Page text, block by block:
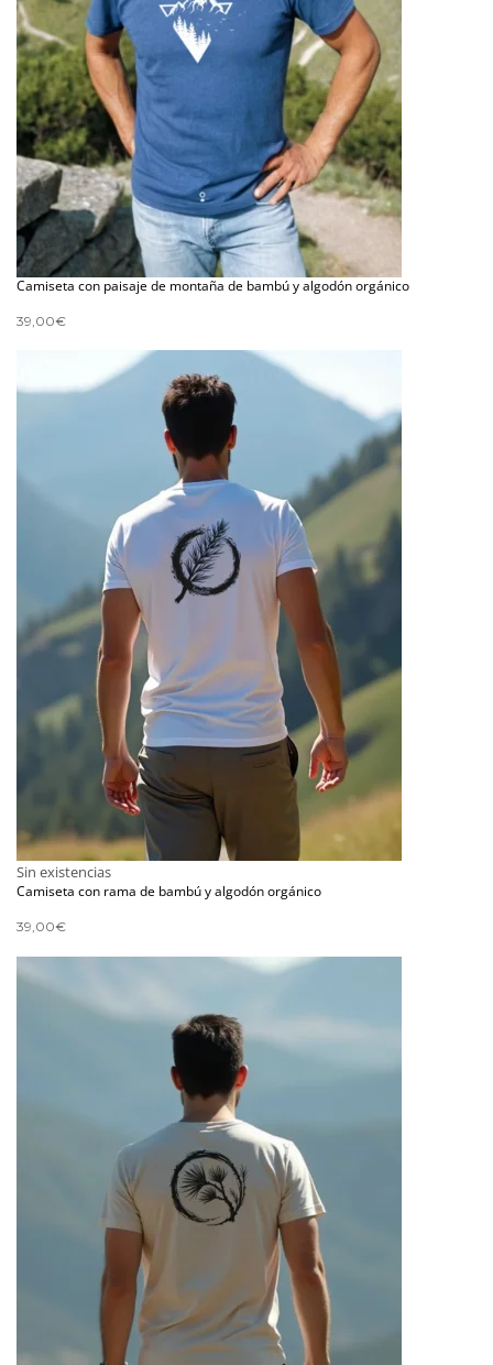
Camiseta con paisaje de montaña de bambú y algodón orgánico
39,00€
Sin existencias
Camiseta con rama de bambú y algodón orgánico
39,00€